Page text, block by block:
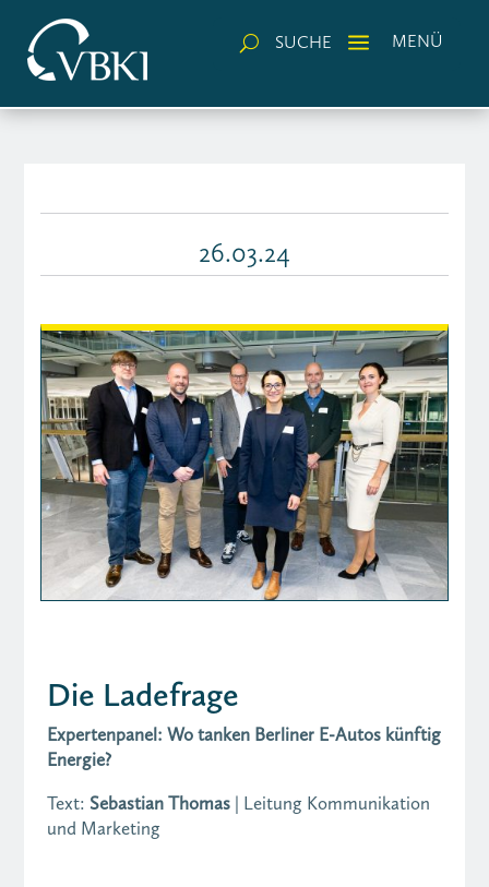
U SUCHE a MENÜ
26.03.24
Die Ladefrage
Expertenpanel: Wo tanken Berliner E-Autos künftig
Energie?
Text: Sebastian Thomas| Leitung Kommunikation
und Marketing